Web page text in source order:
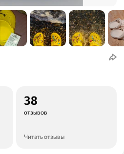
38
отзывов
Читать отзывы